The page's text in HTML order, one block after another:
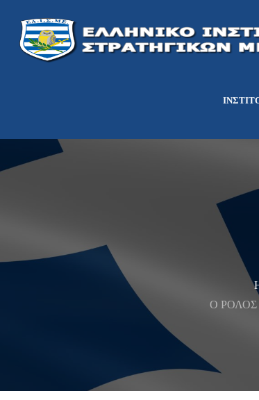
Ο ΡΟΛΟΣ